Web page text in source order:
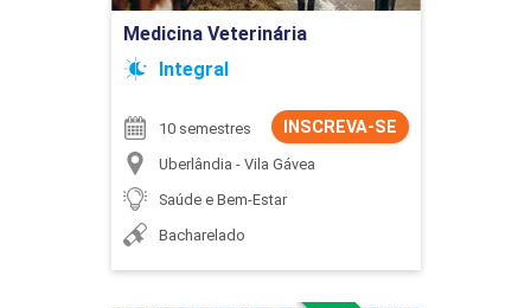
Medicina Veterinária
Integral
INSCREVA-SE
10 semestres
Uberlândia - Vila Gávea
Saúde e Bem-Estar
Bacharelado